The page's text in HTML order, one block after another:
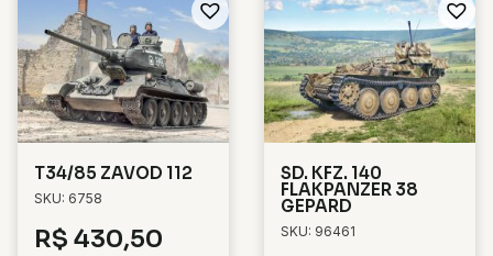
T34/85 ZAVOD 112
SKU: 6758
R$ 430,50
SD. KFZ. 140
FLAKPANZER 38
GEPARD
SKU: 96461